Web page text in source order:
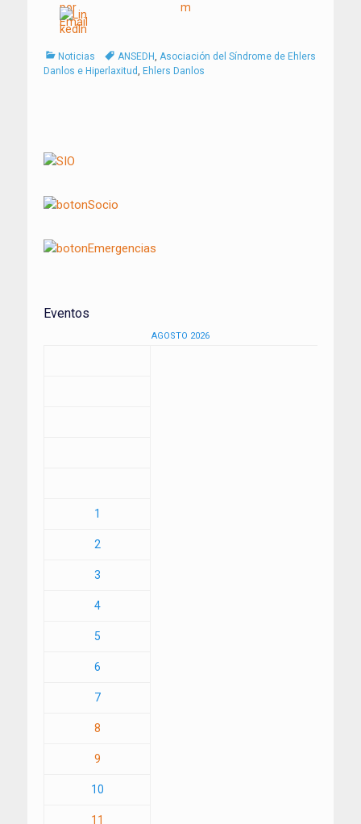
Categorías
Noticias TagsANSEDH, Asociación del Síndrome de Ehlers
Danlos e Hiperlaxitud, Ehlers Danlos
entradas
Eventos
AGOSTO 2026
1
2
3
4
5
6
7
8
9
10
11